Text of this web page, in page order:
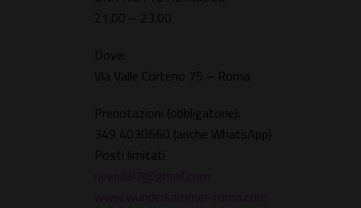
21.00 – 23.00
Dove:
Via Valle Corteno 75 – Roma
Prenotazioni (obbligatorie):
349 4030660 (anche WhatsApp)
Posti limitati
rivendel7@gmail.com
www.wunderkammer-roma.com